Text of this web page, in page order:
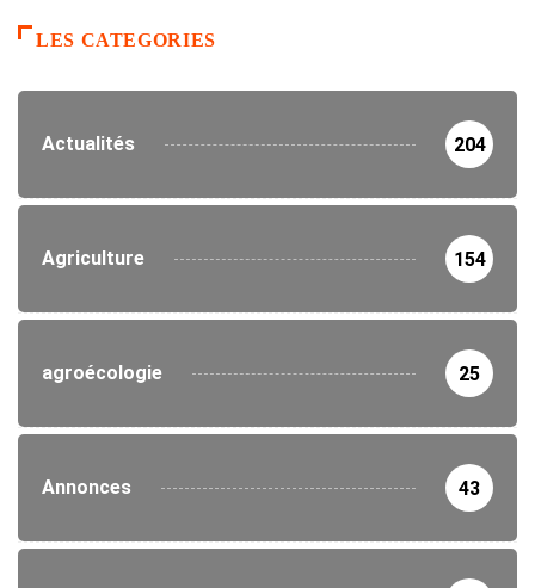
LES CATEGORIES
Actualités 204
Agriculture 154
agroécologie 25
Annonces 43